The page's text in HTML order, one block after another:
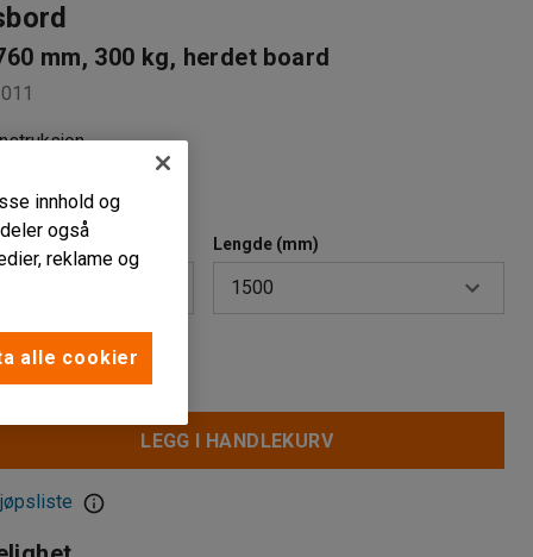
mm, 300 kg, herdet board
som kan monteres
Lengde (mm)
1500
2500
LEGG I HANDLEKURV
innhold og
også
reklame og
alle cookier